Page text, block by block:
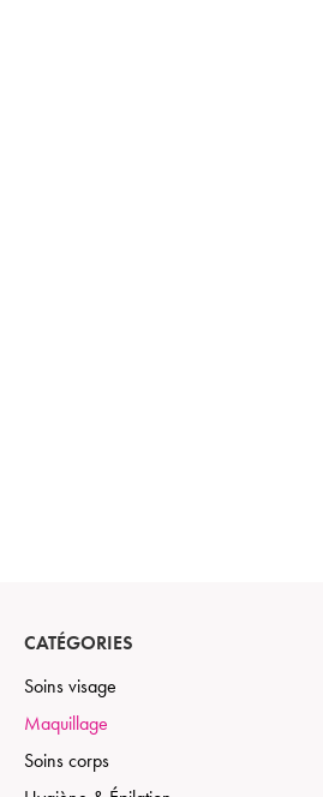
CATÉGORIES
Soins visage
Maquillage
Soins corps